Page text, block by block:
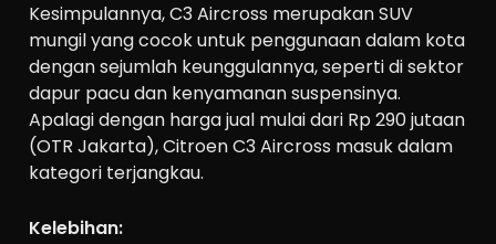
Kesimpulannya, C3 Aircross merupakan SUV
mungil yang cocok untuk penggunaan dalam kota
dengan sejumlah keunggulannya, seperti di sektor
dapur pacu dan kenyamanan suspensinya.
Apalagi dengan harga jual mulai dari Rp 290 jutaan
(OTR Jakarta), Citroen C3 Aircross masuk dalam
kategori terjangkau.
Kelebihan: